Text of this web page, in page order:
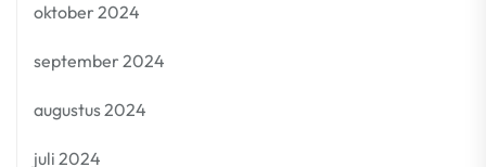
oktober 2024
september 2024
augustus 2024
juli 2024